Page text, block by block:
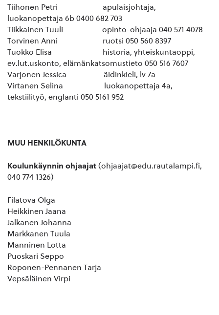
Tiihonen Petri apulaisjohtaja,
luokanopettaja 6b 0400 682 703
Tiikkainen Tuuli opinto-ohjaaja 040 571 4078
Torvinen Anni ruotsi 050 560 8397
Tuokko Elisa historia, yhteiskuntaoppi,
ev.lut.uskonto, elämänkatsomustieto 050 516 7607
Varjonen Jessica äidinkieli, lv 7a
Virtanen Selina luokanopettaja 4a,
tekstiilityö, englanti 050 5161 952
MUU HENKILÖKUNTA
Koulunkäynnin ohjaajat (ohjaajat@edu.rautalampi.fi,
040 774 1326)
Filatova Olga
Heikkinen Jaana
Jalkanen Johanna
Markkanen Tuula
Manninen Lotta
Puoskari Seppo
Roponen-Pennanen Tarja
Vepsäläinen Virpi